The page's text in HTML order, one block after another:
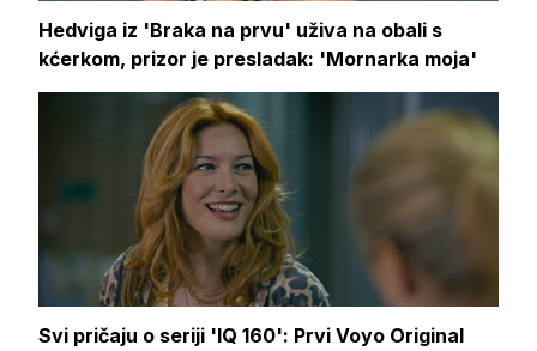
Hedviga iz 'Braka na prvu' uživa na obali s
kćerkom, prizor je presladak: 'Mornarka moja'
Svi pričaju o seriji 'IQ 160': Prvi Voyo Original